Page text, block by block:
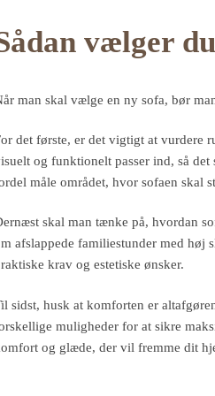
vælger
man skal vælge en ny sofa, bør
det første, er det vigtigt at vurdere
og funktionelt passer ind, så
måle området, hvor sofaen skal
skal man tænke på, hvordan
afslappede familiestunder med høj
krav og estetiske ønsker.
sidst, husk at komforten er
muligheder for at sikre
og glæde, der vil fremme dit